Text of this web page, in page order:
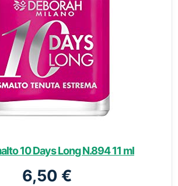
10 Days Long N.894 11 ml
6,50 €